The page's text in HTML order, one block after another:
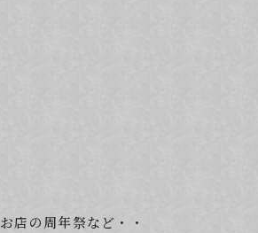
店の周年祭など・・